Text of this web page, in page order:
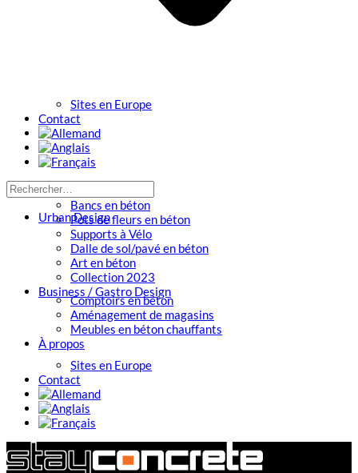
Sites en Europe
Contact
Urban Design
Bancs en béton
Pots de fleurs en béton
Supports à Vélo
Dalle de sol/pavé en béton
Art en béton
Collection 2023
Business / Gastro Design
Comptoirs en béton
Aménagement de magasins
Meubles en béton chauffants
À propos
Sites en Europe
Contact